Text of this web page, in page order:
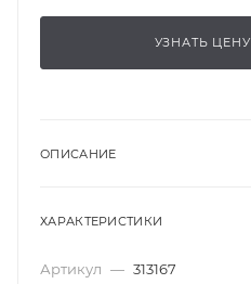
УЗНАТЬ ЦЕНУ
ОПИСАНИЕ
ХАРАКТЕРИСТИКИ
Артикул — 313167